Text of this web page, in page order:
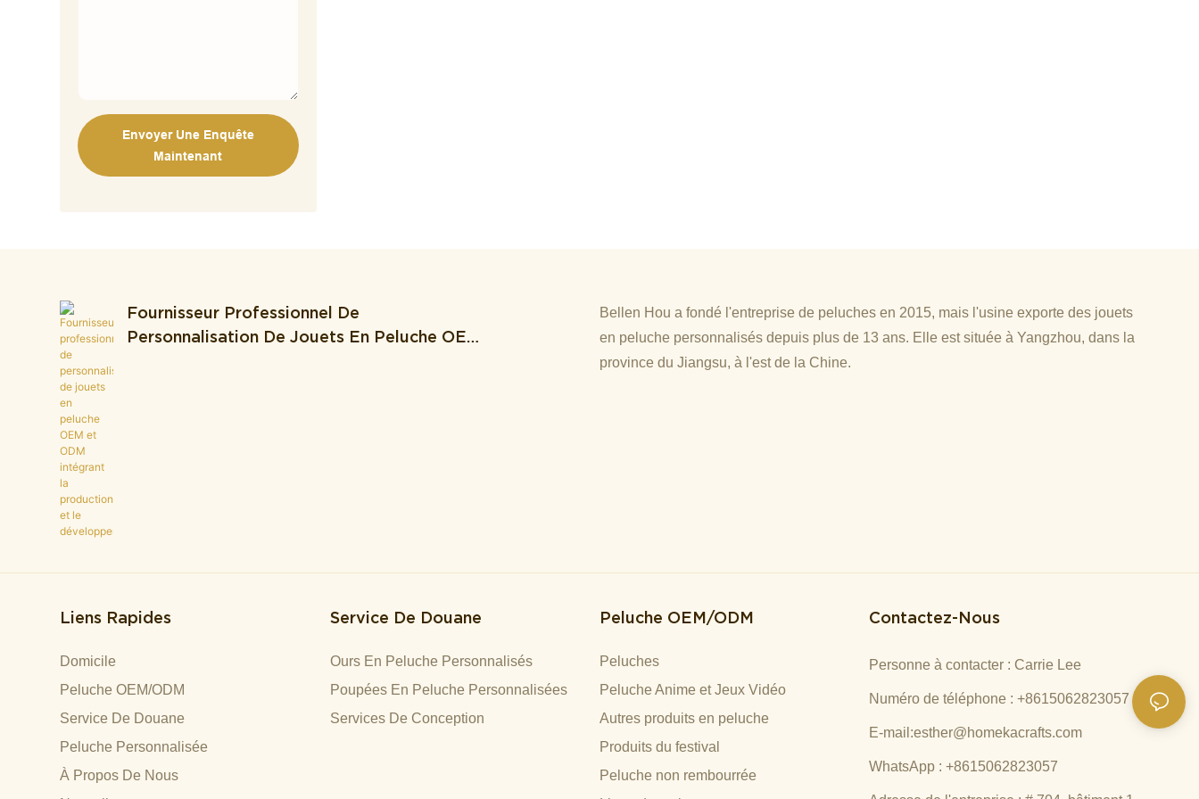
Envoyer Une Enquête
Maintenant
Fournisseur Professionnel De
Personnalisation De Jouets En Peluche OEM
Bellen Hou a fondé l'entreprise de peluches en 2015, mais l'usine exporte des jouets
en peluche personnalisés depuis plus de 13 ans. Elle est située à Yangzhou, dans la
province du Jiangsu, à l'est de la Chine.
Liens Rapides
Domicile
Peluche OEM/ODM
Service De Douane
Peluche Personnalisée
À Propos De Nous
Service De Douane
Ours En Peluche Personnalisés
Poupées En Peluche Personnalisées
Services De Conception
Peluche OEM/ODM
Peluches
Peluche Anime et Jeux Vidéo
Autres produits en peluche
Produits du festival
Peluche non rembourrée
Contactez-Nous
Personne à contacter : Carrie Lee
Numéro de téléphone : +8615062823057
E-mail:esther@homekacrafts.com
WhatsApp : +8615062823057